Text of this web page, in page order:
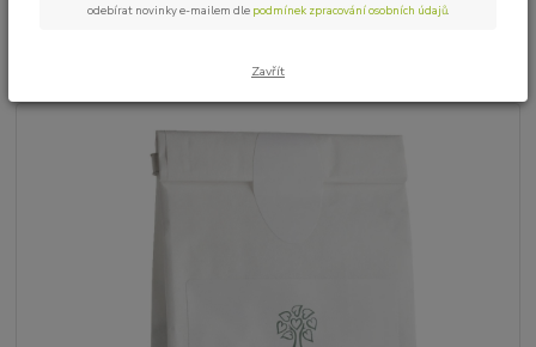
Nobilis Tilia Čaj pro těhotné ženy
odebírat novinky e-mailem dle podmínek zpracování osobních údajů.
Zavřít